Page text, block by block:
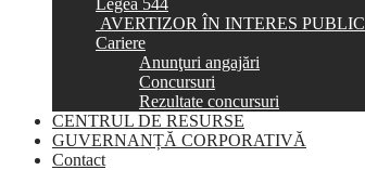
Legea 544
AVERTIZOR ÎN INTERES PUBLIC
Cariere
Anunţuri angajări
Concursuri
Rezultate concursuri
CENTRUL DE RESURSE
GUVERNANȚĂ CORPORATIVĂ
Contact